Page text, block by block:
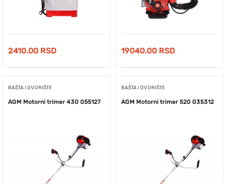
2410.00 RSD 19040.00 RSD
BAŠTA I DVORIŠTE
AGM Motorni trimer 430 055127
BAŠTA I DVORIŠTE
AGM Motorni trimer 520 035312